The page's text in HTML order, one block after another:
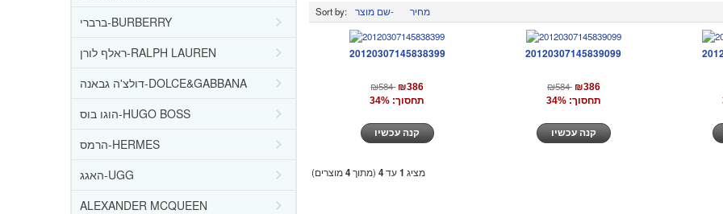
ברברי-BURBERRY
ראלף לורן-RALPH LAUREN
דולצ'ה גבאנה-DOLCE&GABBANA
הוגו בוס-HUGO BOSS
הרמס-HERMES
האגג-UGG
ALEXANDER MCQUEEN
Sort by:
שם מוצר- מחיר
20120307145838399
₪584 ₪386
תחסוך: 34%
20120307145839099
₪584 ₪386
תחסוך: 34%
קנה עכשיו
מציג 1עד4(מתוך4מוצרים)